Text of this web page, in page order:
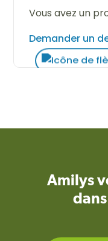
Vous avez un
Demander un
Amilys